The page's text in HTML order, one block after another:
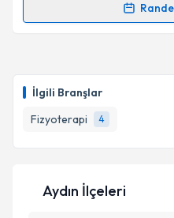
İlgili Branşlar
Fizyoterapi
4
Takvim
Randevu Takvimi
takvim
E-posta Adresiniz
Aydın İlçeleri